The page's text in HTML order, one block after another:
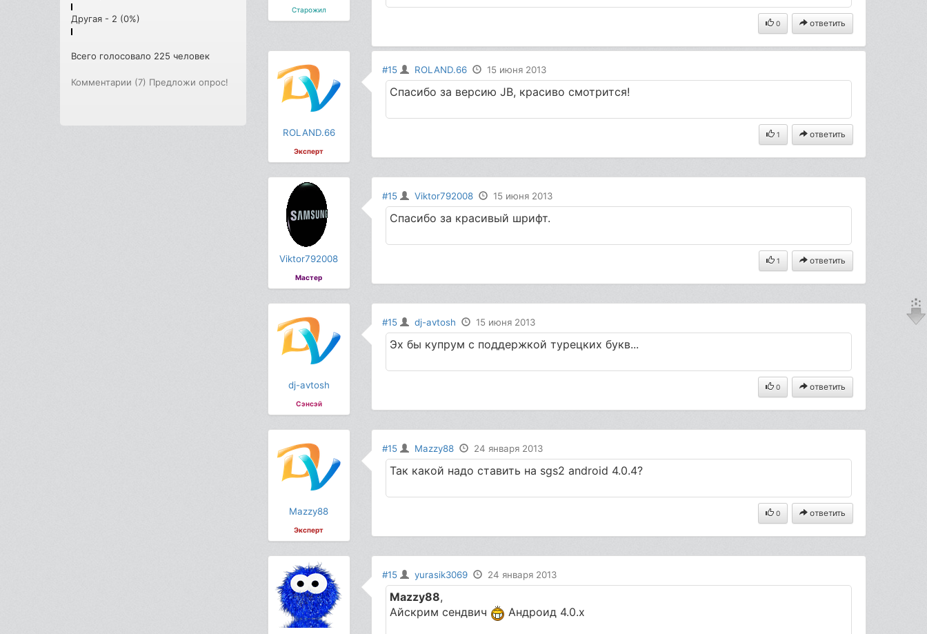
Другая - 2 (0%)
Всего голосовало 225 человек
Комментарии (7) Предложи опрос!
Старожил
0 ответить
ROLAND.66
Эксперт
#15 ROLAND.66 15 июня 2013
Спасибо за версию JB, красиво смотрится!
1 ответить
Viktor792008
Мастер
#15 Viktor792008 15 июня 2013
Спасибо за красивый шрифт.
1 ответить
dj-avtosh
Сэнсэй
#15 dj-avtosh 15 июня 2013
Эх бы купрум с поддержкой турецких букв...
0 ответить
Mazzy88
Эксперт
#15 Mazzy88 24 января 2013
Так какой надо ставить на sgs2 android 4.0.4?
0 ответить
#15 yurasik3069 24 января 2013
Mazzy88,
Айскрим сендвич
Андроид 4.0.х